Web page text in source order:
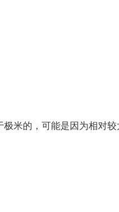
米的，可能是因为相对